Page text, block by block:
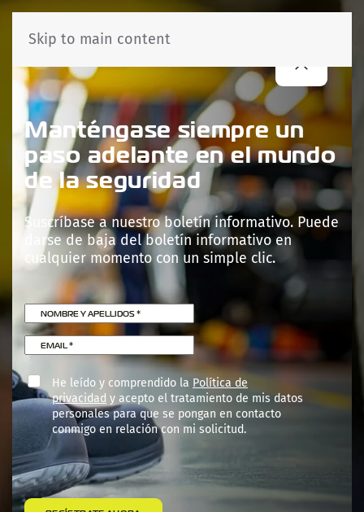
Skip to main content
Manténgase siempre un
paso adelante en el mundo
de la seguridad
Suscríbase a nuestro boletín informativo. Puede
darse de baja del boletín informativo en
cualquier momento con un simple clic.
NOMBRE Y APELLIDOS*
EMAIL *
He leído y comprendido la Política de
privacidad y acepto el tratamiento de mis datos
personales para que se pongan en contacto
conmigo en relación con mi solicitud.